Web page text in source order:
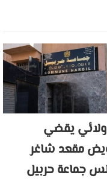
ولائي يقضي
مقعد شاغر
جماعة حربيل